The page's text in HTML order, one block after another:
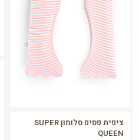
ציפית פסים סלומון SUPER
QUEEN